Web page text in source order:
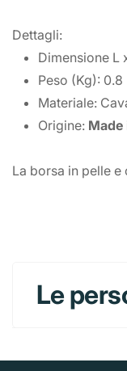
Dettagli:
Dimensione L
Peso (Kg): 0.8
Materiale:
Origine: Made
La borsa in pelle
Le